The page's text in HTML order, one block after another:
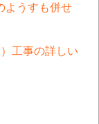
ようすも併せ
工事の詳しい